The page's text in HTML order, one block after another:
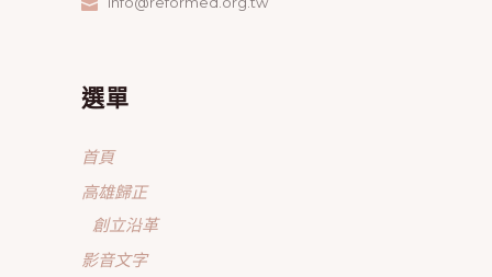
選單
首頁
高雄歸正
創立沿革
影音文字